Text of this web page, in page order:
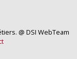
@ DSI WebTeam